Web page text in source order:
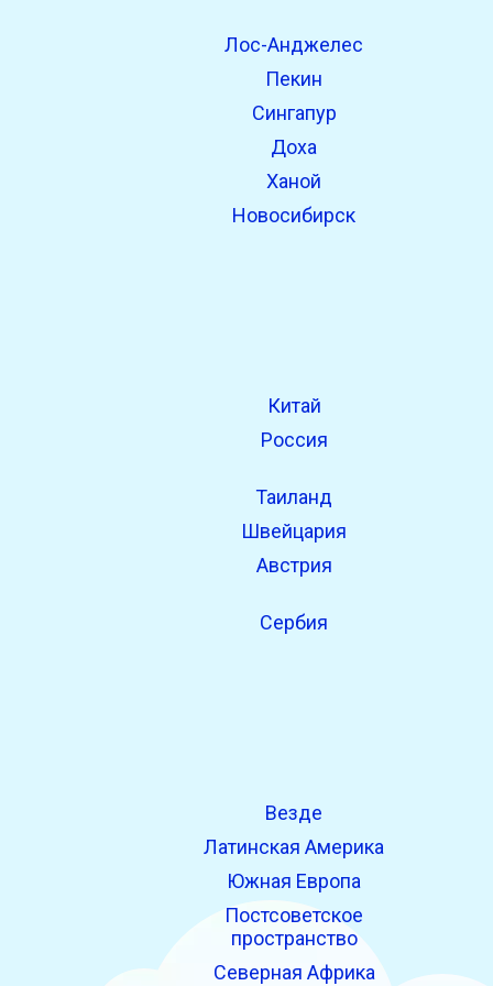
Попробуй этоopen_in_new
Лос-Анджелес
Пекин
Сингапур
Доха
Ханой
Новосибирск
Китай
Россия
Таиланд
Швейцария
Австрия
Сербия
Везде
Латинская Америка
Южная Европа
Постсоветское
пространство
Северная Африка